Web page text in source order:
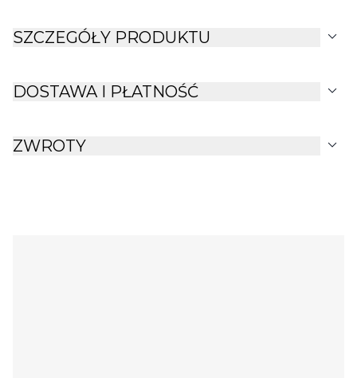
SZCZEGÓŁY PRODUKTU expand_more
DOSTAWA I PŁATNOŚĆ expand_more
ZWROTY expand_more